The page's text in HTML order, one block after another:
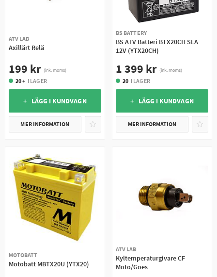
ATV LAB
Axillärt Relä
199 kr (ink. moms)
20 + I LAGER
+ LÄGG I KUNDVAGN
MER INFORMATION
BS BATTERY
BS ATV Batteri BTX20CH SLA
12V (YTX20CH)
1 399 kr (ink. moms)
20 I LAGER
+ LÄGG I KUNDVAGN
MER INFORMATION
MOTOBATT
Motobatt MBTX20U (YTX20)
ATV LAB
Kyltemperaturgivare CF
Moto/Goes